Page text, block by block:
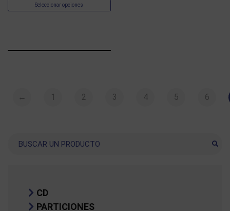
Seleccionar opciones
← 1 2 3 4 5 6
Buscar
CD
PARTICIONES